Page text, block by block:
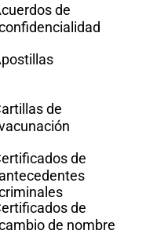
de
de
de
antecedentes
de
de nombre